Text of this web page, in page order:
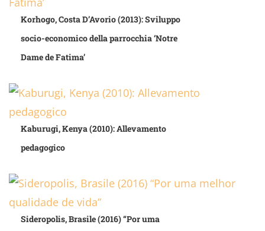
Korhogo, Costa D’Avorio (2013): Sviluppo
socio-economico della parrocchia ‘Notre
Dame de Fatima’
Kaburugi, Kenya (2010): Allevamento
pedagogico
Sideropolis, Brasile (2016) “Por uma